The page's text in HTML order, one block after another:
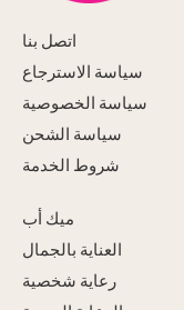
اتصل بنا
سياسة الاسترجاع
سياسة الخصوصية
سياسة الشحن
شروط الخدمة
ميك أب
العناية بالجمال
رعاية شخصية